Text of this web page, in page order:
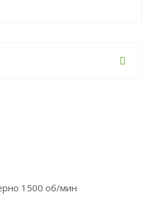
1500 об/мин